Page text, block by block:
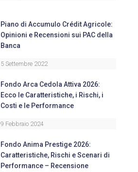
Piano di Accumulo Crédit Agricole:
Opinioni e Recensioni sui PAC della
Banca
5 Settembre 2022
Fondo Arca Cedola Attiva 2026:
Ecco le Caratteristiche, i Rischi, i
Costi e le Performance
9 Febbraio 2024
Fondo Anima Prestige 2026:
Caratteristiche, Rischi e Scenari di
Performance – Recensione